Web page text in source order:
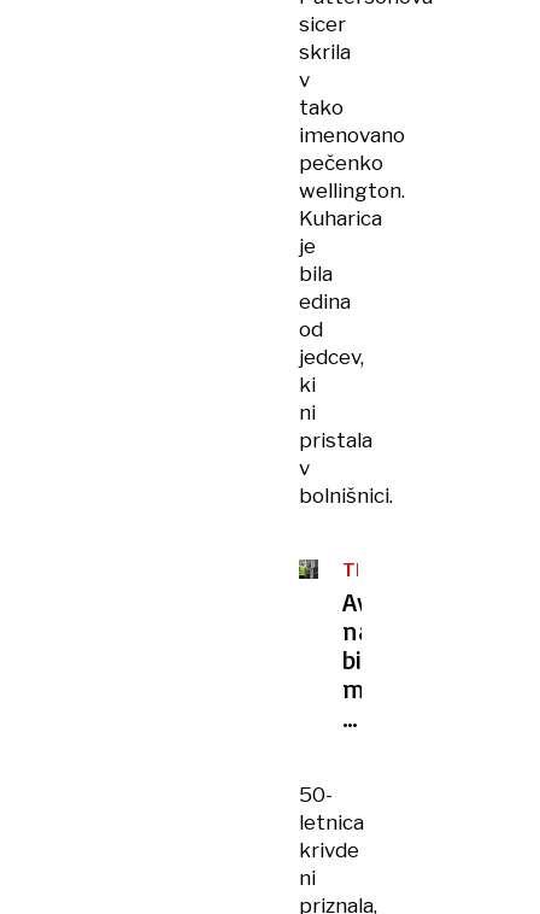
sicer
skrila
v
tako
imenovano
pečenko
wellington.
Kuharica
je
bila
edina
od
jedcev,
ki
ni
pristala
v
bolnišnici.
TROJNI
UMOR
Avstralka
naj
bi
moževe
sorodnike
v
pečenki
50-
letnica
krivde
ni
priznala,